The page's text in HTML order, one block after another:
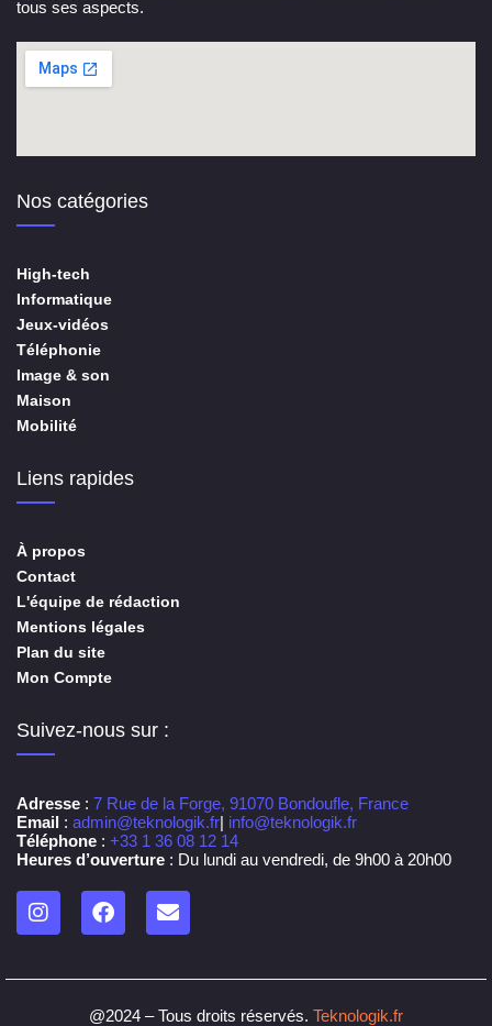
tous ses aspects.
Nos catégories
High-tech
Informatique
Jeux-vidéos
Téléphonie
Image & son
Maison
Mobilité
Liens rapides
À propos
Contact
L'équipe de rédaction
Mentions légales
Plan du site
Mon Compte
Suivez-nous sur :
Adresse : 7 Rue de la Forge, 91070 Bondoufle, France
Email : admin@teknologik.fr| info@teknologik.fr
Téléphone : +33 1 36 08 12 14
Heures d’ouverture : Du lundi au vendredi, de 9h00 à 20h00
@2024 – Tous droits réservés. Teknologik.fr